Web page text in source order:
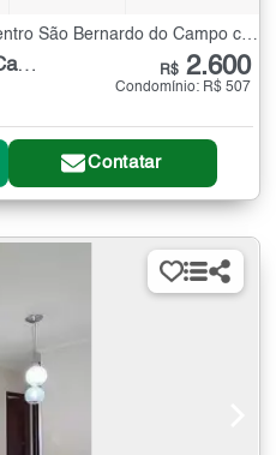
Studio / Flat para Alugar no Centro São Bernardo do Campo com 1 quarto - 42 m²
Centro São Bernardo do Campo R$ 2.600
Condomínio: R$ 507
Contatar